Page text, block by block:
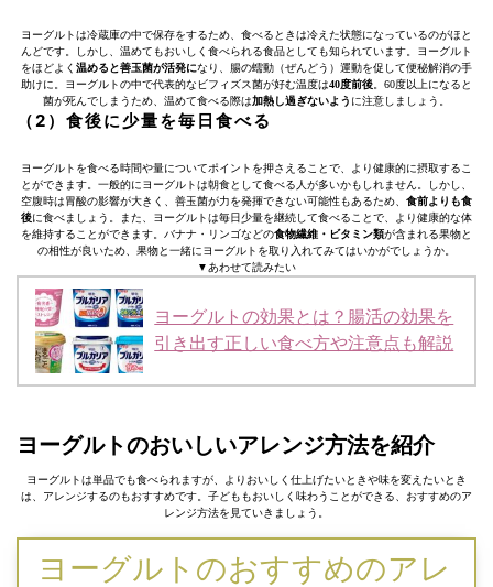
ヨーグルトは冷蔵庫の中で保存をするため、食べるときは冷えた状態になっているのがほと
んどです。しかし、温めてもおいしく食べられる食品としても知られています。ヨーグルト
をほどよく 温めると善玉菌が活発になり、腸の蠕動（ぜんどう）運動を促して便秘解消の手
助けに。ヨーグルトの中で代表的なビフィズス菌が好む温度は40度前後 。60度以上になると
菌が死んでしまうため、温めて食べる際は加熱し過ぎないよう に注意しましょう。
（2）食後に少量を毎日食べる
ヨーグルトを食べる時間や量についてポイントを押さえることで、より健康的に摂取するこ
とができます。一般的にヨーグルトは朝食として食べる人が多いかもしれません。しかし、
空腹時は胃酸の影響が大きく、善玉菌が力を発揮できない可能性もあるため、 食前よりも食
後に食べましょう。また、ヨーグルトは毎日少量を継続して食べることで、より健康的な体
を維持することができます。バナナ・リンゴなどの食物繊維・ビタミン類が含まれる果物と
の相性が良いため、果物と一緒にヨーグルトを取り入れてみてはいかがでしょうか。
▼あわせて読みたい
ヨーグルトの効果とは？腸活の効果を
引き出す正しい食べ方や注意点も解説
ヨーグルトのおいしいアレンジ方法を紹介
ヨーグルトは単品でも食べられますが、よりおいしく仕上げたいときや味を変えたいとき
は、アレンジするのもおすすめです。子どももおいしく味わうことができる、おすすめのア
レンジ方法を見ていきましょう。
ヨーグルトのおすすめのアレ